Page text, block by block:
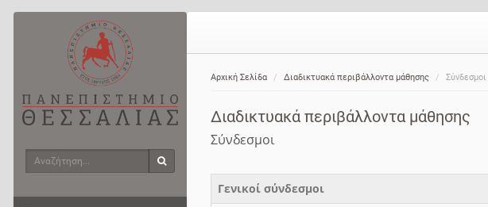
Αρχική Σελίδα Διαδικτυακά περιβάλλοντα μάθησης Σύνδεσμοι
Διαδικτυακά περιβάλλοντα μάθησης
Σύνδεσμοι
Γενικοί σύνδεσμοι
Αναζήτηση